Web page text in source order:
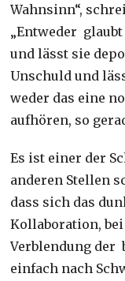
Wahnsinn“,
„Entweder
und lässt sie
Unschuld und
weder das eine
aufhören, so
Es ist einer der
anderen Stellen
dass sich das
Kollaboration,
Verblendung der
einfach nach